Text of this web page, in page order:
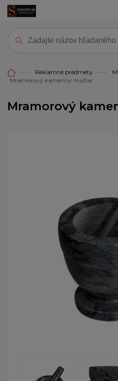
Reklamné predmety
Mramorový kamenný mažiar
Mramorový